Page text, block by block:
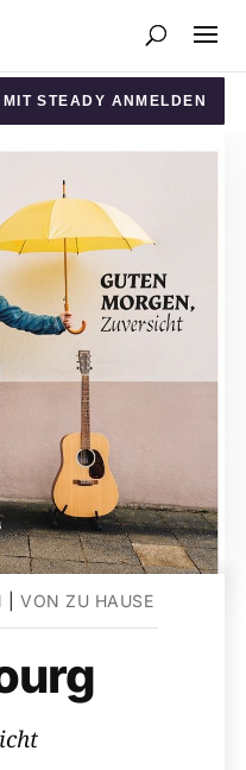
MIT STEADY ANMELDEN
|VON ZU HAUSE